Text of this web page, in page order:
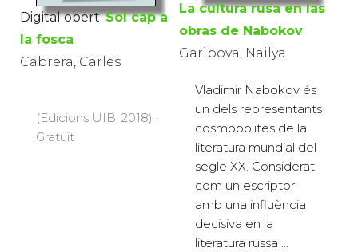
Digital obert: Sol cap a
la fosca
Cabrera, Carles
(Edicions UIB, 2018) ·
Gratuït
La cultura rusa en las
obras de Nabokov
Garipova, Nailya
Vladimir Nabokov és
un dels representants
cosmopolites de la
literatura mundial del
segle XX. Considerat
com un escriptor
amb una influència
decisiva en la
literatura russa ...